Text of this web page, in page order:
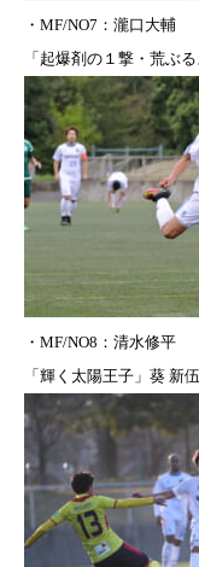
・ MF/NO7：瀧口大輔
「起爆剤の１撃・荒ぶ
・ MF/NO8：清水修平
「輝く太陽王子」葵 新伍